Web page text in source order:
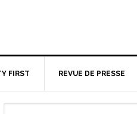
FIRST REVUE DE PRESSE